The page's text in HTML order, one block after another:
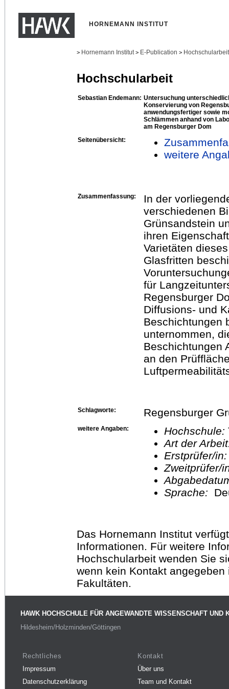
HORNEMANN INSTITUT
> Hornemann Institut > E-Publication >
Hochschularbeit
Sebastian Endemann: Untersuchung
Konservierung von
anwendungsfertiger sowie
Schlämmen anhand von
am Regensburger Dom
Seitenübersicht:
weitere
Zusammenfassung:
In der
verschiedenen
Grünsandstein
ihren
Varietäten
Glasfritten
für
Regensburger
Diffusions- und
Beschichtungen
unternommen,
Beschichtungen
an den
Schlagworte: Regensburger
weitere Angaben: Hochschule:
Art der
Erstprüfer/
Sprache:
Das Hornemann Institut
Informationen. Für weitere
Hochschularbeit wenden Sie
wenn kein Kontakt
Fakultäten.
HAWK HOCHSCHULE FÜR ANGEWANDTE WISSENSCHAFT UND
Hildesheim/Holzminden/Göttingen
Rechtliches
Impressum
Datenschutzerklärung
Kontakt
Über uns
Team und Kontakt